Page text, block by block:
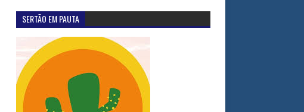
SERTÃO EM PAUTA